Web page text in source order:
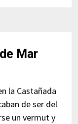
Mar
la Castañada
de ser del
un vermut y